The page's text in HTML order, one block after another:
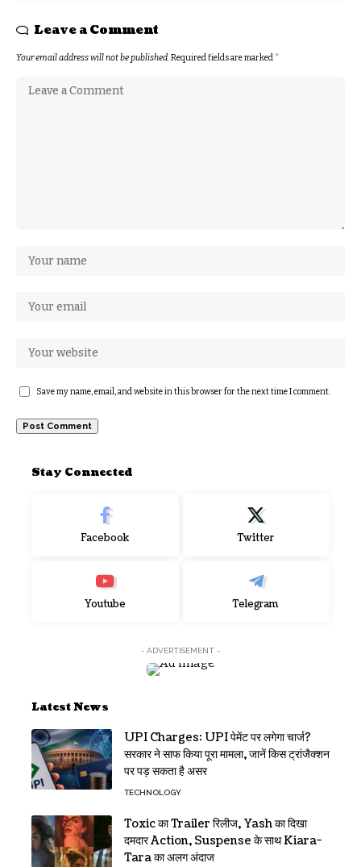
Leave a Comment
Your email address will not be published.Required fields are marked*
Save my name, email, and website in this browser for the next time I comment.
Stay Connected
Facebook Twitter
Youtube Telegram
- ADVERTISEMENT -
Latest News
UPI Charges: UPI पेमेंट पर लगेगा चार्ज?
सरकार ने साफ किया पूरा मामला, जानें किस ट्रांजैक्शन
पर पड़ सकता है असर
TECHNOLOGY
Toxic का Trailer रिलीज, Yash का दिखा
दमदार Action, Suspense के साथ Kiara-
Tara का अलग अंदाज